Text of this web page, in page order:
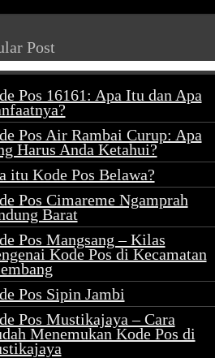
Post
Pos 16161: Apa Itu dan Apa
Pos Air Rambai Curup: Apa
Harus Anda Ketahui?
itu Kode Pos Belawa?
Pos Cimareme Ngamprah
Barat
Pos Mangsang – Kilas
Kode Pos di Kecamatan
Pos Sipin Jambi
Pos Mustikajaya – Cara
Menemukan Kode Pos di